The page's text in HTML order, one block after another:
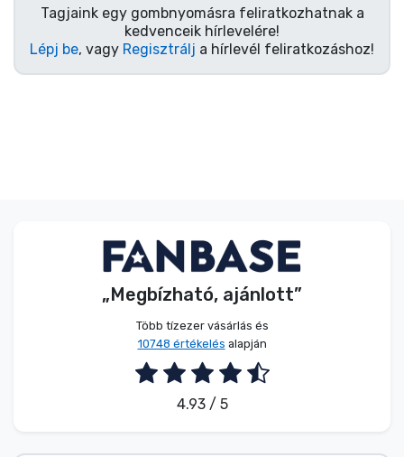
Tagjaink egy gombnyomásra feliratkozhatnak a
kedvenceik hírlevelére!
Lépj be, vagy Regisztrálj a hírlevél feliratkozáshoz!
„Megbízható, ajánlott”
Több tízezer vásárlás és
10748 értékelés alapján
4.93 / 5
Animés cuccok
Terméktípusok